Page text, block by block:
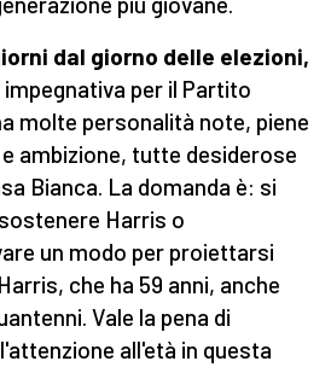
dal giorno delle elezioni,
per il Partito
molte personalità note, piene
ambizione, tutte desiderose
Bianca. La domanda è: si
Harris o
un modo per proiettarsi
che ha 59 anni, anche
Vale la pena di
all'età in questa